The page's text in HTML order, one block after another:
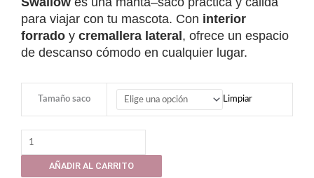
45.00€
HASTA
55.00€
para viajar con tu mascota. Con interior
forrado y cremallera lateral, ofrece un espacio
de descanso cómodo en cualquier lugar.
Tamaño saco Limpiar
Pink
para
AÑADIR AL CARRITO